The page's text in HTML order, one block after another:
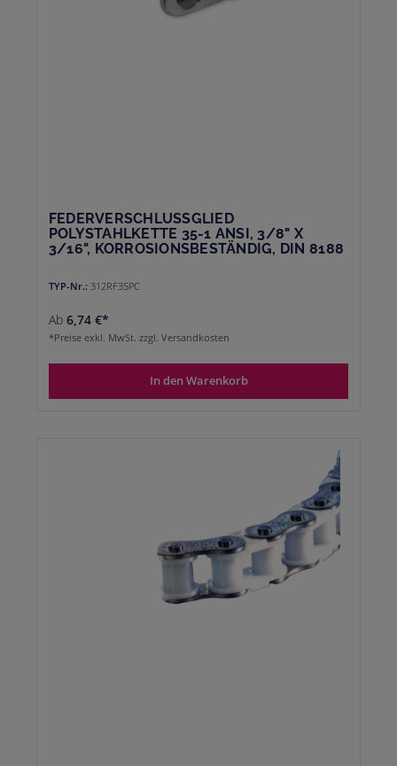
FEDERVERSCHLUSSGLIED P
OLYSTAHLKETTE 35-1 ANSI, 3/8" X 3
/16", KORROSIONSBESTÄNDIG, DIN 8188
TYP-Nr.: 312RF35PC
Ab 6,74 €*
*Preise exkl. MwSt. zzgl. Versandkosten
In den Warenkorb